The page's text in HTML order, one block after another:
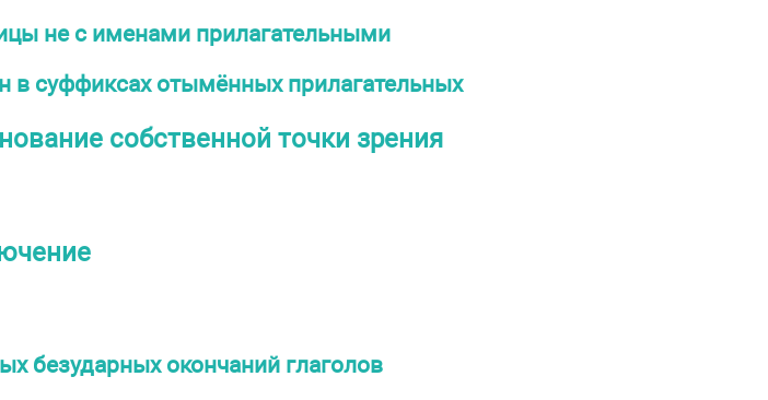
не с именами прилагательными
в суффиксах отымённых прилагательных
собственной точки зрения
безударных окончаний глаголов